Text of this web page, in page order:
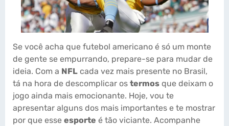
Se você acha que futebol americano é só um monte
de gente se empurrando, prepare-se para mudar de
ideia. Com a NFL cada vez mais presente no Brasil,
tá na hora de descomplicar os termos que deixam o
jogo ainda mais emocionante. Hoje, vou te
apresentar alguns dos mais importantes e te mostrar
por que esse esporte é tão viciante. Acompanhe